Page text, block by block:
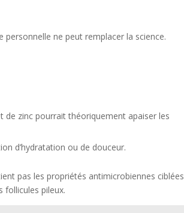
personnelle ne peut remplacer la science.
de zinc pourrait théoriquement apaiser les
d’hydratation ou de douceur.
pas les propriétés antimicrobiennes ciblées
follicules pileux.